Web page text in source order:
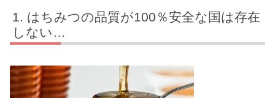
はちみつの品質が100％安全な国は存在
しない…